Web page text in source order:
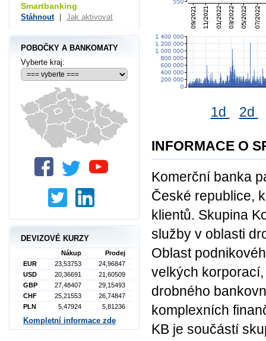
1d 2d
INFORMACE O
Komerční banka
České republice,
klientů. Skupina
služby v oblasti
Oblast
velkých
drobného
komplexních
KB je součástí
Smartbanking
Stáhnout Jak aktivovat
POBOČKY A BANKOMATY
Vyberte kraj:
DEVIZOVÉ KURZY
Nákup
Prodej
EUR
23,53753
24,96847
USD
20,36691
21,60509
GBP
27,48407
29,15493
CHF
25,21553
26,74847
PLN
5,47924 5,81236
Kompletní informace zde